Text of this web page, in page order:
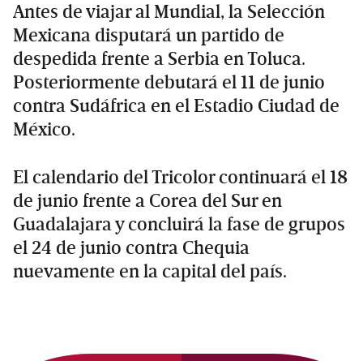
Antes de viajar al Mundial, la Selección
Mexicana disputará un partido de
despedida frente a Serbia en Toluca.
Posteriormente debutará el 11 de junio
contra Sudáfrica en el Estadio Ciudad de
México.
El calendario del Tricolor continuará el 18
de junio frente a Corea del Sur en
Guadalajara y concluirá la fase de grupos
el 24 de junio contra Chequia
nuevamente en la capital del país.
Primary